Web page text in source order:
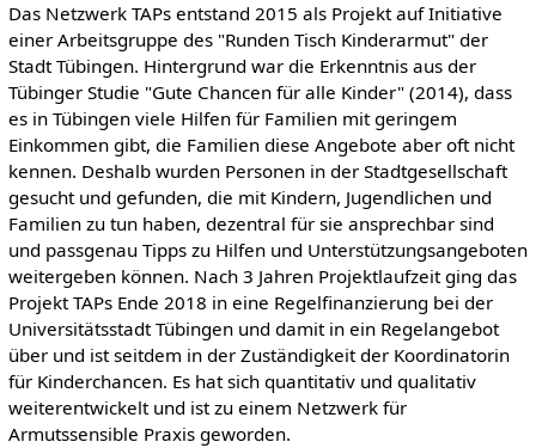
Das Netzwerk TAPs entstand 2015 als Projekt auf Initiative
einer Arbeitsgruppe des "Runden Tisch Kinderarmut" der
Stadt Tübingen. Hintergrund war die Erkenntnis aus der
Tübinger Studie "Gute Chancen für alle Kinder" (2014), dass
es in Tübingen viele Hilfen für Familien mit geringem
Einkommen gibt, die Familien diese Angebote aber oft nicht
kennen. Deshalb wurden Personen in der Stadtgesellschaft
gesucht und gefunden, die mit Kindern, Jugendlichen und
Familien zu tun haben, dezentral für sie ansprechbar sind
und passgenau Tipps zu Hilfen und Unterstützungsangeboten
weitergeben können. Nach 3 Jahren Projektlaufzeit ging das
Projekt TAPs Ende 2018 in eine Regelfinanzierung bei der
Universitätsstadt Tübingen und damit in ein Regelangebot
über und ist seitdem in der Zuständigkeit der Koordinatorin
für Kinderchancen. Es hat sich quantitativ und qualitativ
weiterentwickelt und ist zu einem Netzwerk für
Armutssensible Praxis geworden.